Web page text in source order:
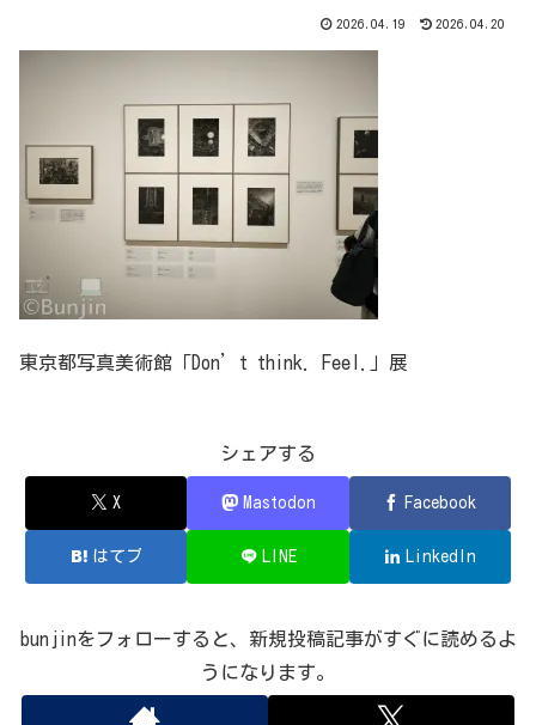
2026.04.19 2026.04.20
東京都写真美術館「Don’t think. Feel.」展
シェアする
X Mastodon Facebook
はてブ LINE LinkedIn
bunjinをフォローすると、新規投稿記事がすぐに読めるよ
うになります。